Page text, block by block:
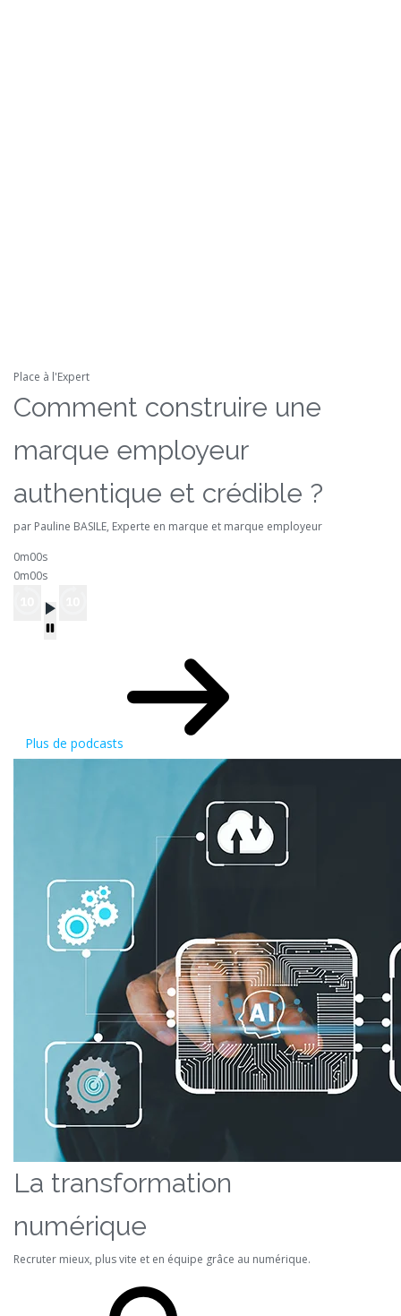
Place à l'Expert
Comment construire une
marque employeur
authentique et crédible ?
par Pauline BASILE, Experte en marque et marque employeur
0m00s
0m00s
Plus de podcasts
La transformation
numérique
Recruter mieux, plus vite et en équipe grâce au numérique.